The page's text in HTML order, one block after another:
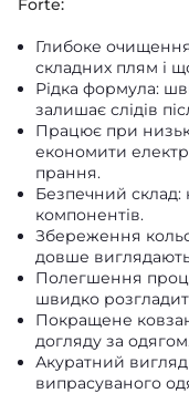
Глибоке
складних плям і
Рідка формула:
залишає слідів
Працює при
економити
прання.
Безпечний склад:
компонентів.
Збереження
довше
Полегшення
швидко
Покращене
догляду за одягом.
Акуратний
випрасуваного